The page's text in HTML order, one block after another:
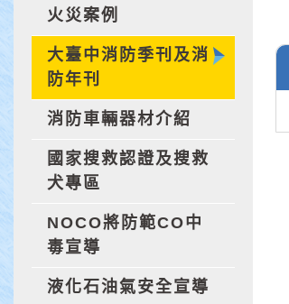
火災案例
大臺中消防季刊及消
防年刊
消防車輛器材介紹
國家搜救認證及搜救
犬專區
NOCO將防範CO中
毒宣導
液化石油氣安全宣導